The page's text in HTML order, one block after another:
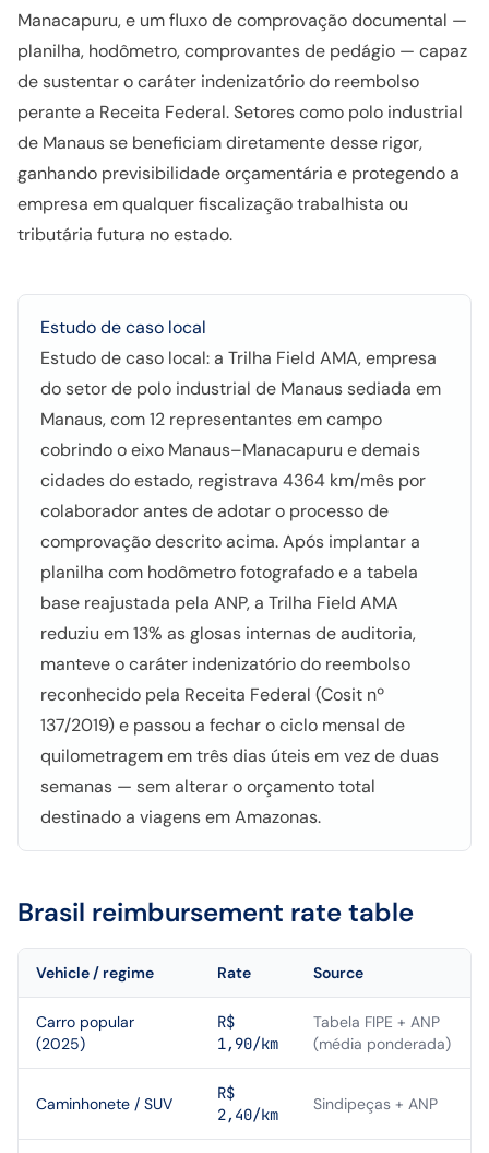
Manacapuru, e um fluxo de comprovação documental —
planilha, hodômetro, comprovantes de pedágio — capaz
de sustentar o caráter indenizatório do reembolso
perante a Receita Federal. Setores como polo industrial
de Manaus se beneficiam diretamente desse rigor,
ganhando previsibilidade orçamentária e protegendo a
empresa em qualquer fiscalização trabalhista ou
tributária futura no estado.
Estudo de caso local
Estudo de caso local: a Trilha Field AMA, empresa
do setor de polo industrial de Manaus sediada em
Manaus, com 12 representantes em campo
cobrindo o eixo Manaus–Manacapuru e demais
cidades do estado, registrava 4364 km/mês por
colaborador antes de adotar o processo de
comprovação descrito acima. Após implantar a
planilha com hodômetro fotografado e a tabela
base reajustada pela ANP, a Trilha Field AMA
reduziu em 13% as glosas internas de auditoria,
manteve o caráter indenizatório do reembolso
reconhecido pela Receita Federal (Cosit nº
137/2019) e passou a fechar o ciclo mensal de
quilometragem em três dias úteis em vez de duas
semanas — sem alterar o orçamento total
destinado a viagens em Amazonas.
Brasil reimbursement rate table
Vehicle / regime Rate Source
Carro popular
(2025)
R$
1,90/km
Tabela FIPE + ANP
(média ponderada)
Caminhonete / SUV
R$
2,40/km
Sindipeças + ANP